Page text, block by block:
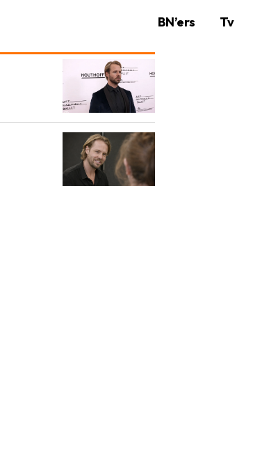
BN’ers Tv